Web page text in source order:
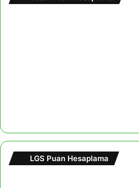
LGS Puan Hesaplama